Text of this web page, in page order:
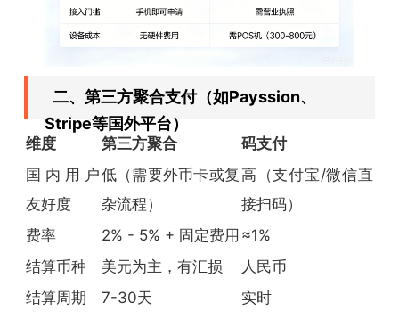
二、第三方聚合支付（如Payssion、
Stripe等国外平台）
维度 第三方聚合
码支付
国内用户
友好度
低（需要外币卡或复
杂流程）
高（支付宝/微信直
接扫码）
费率
2% - 5% + 固定费用 ≈1%
结算币种
美元为主，有汇损
人民币
结算周期
7-30天
实时